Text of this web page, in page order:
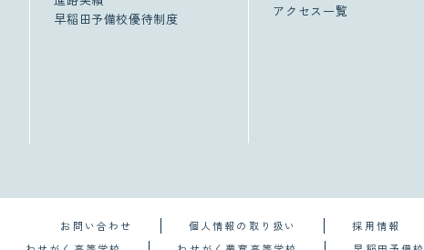
早稲田予備校優待制度
アクセス一覧
お問い合わせ 個人情報の取り扱い 採用情報